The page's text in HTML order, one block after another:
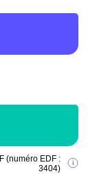
(numéro EDF :
3404)